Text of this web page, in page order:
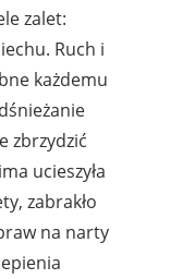
zalet:
Ruch i
każdemu
zbrzydzić
ucieszyła
zabrakło
na narty